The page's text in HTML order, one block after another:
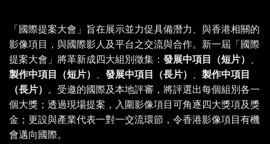
「國際提案大會」旨在展示並力促具備潛力、與香港相關的
影像項目，與國際影人及平台之交流與合作。新一屆「國際
提案大會」將革新成四大組別徵集： 發展中項目（短片） 、
製作中項目（短片） 、 發展中項目（長片） 、 製作中項目
（長片） 。受邀的國際及本地評審，將評選出每個組別各一
個大獎；透過現場提案，入圍影像項目可角逐四大獎項及獎
金；更設與產業代表一對一交流環節，令香港影像項目有機
會邁向國際。